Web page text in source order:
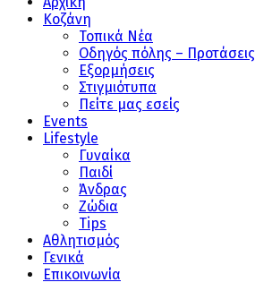
Κοζάνη
Τοπικά Νέα
Οδηγός πόλης – Προτάσεις
Εξορμήσεις
Στιγμιότυπα
Πείτε μας εσείς
Events
Lifestyle
Γυναίκα
Παιδί
Άνδρας
Ζώδια
Tips
Αθλητισμός
Γενικά
Επικοινωνία